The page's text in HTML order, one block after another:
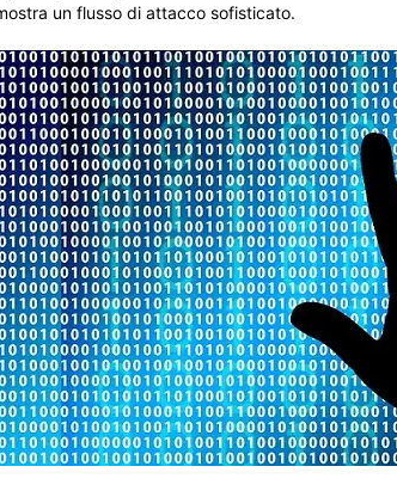
un flusso di attacco sofisticato.